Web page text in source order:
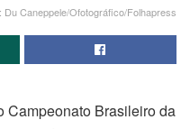
Du Caneppele/Ofotográfico/Folhapress
Campeonato Brasileiro da